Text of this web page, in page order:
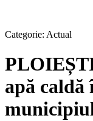
Categorie: Actual
apă